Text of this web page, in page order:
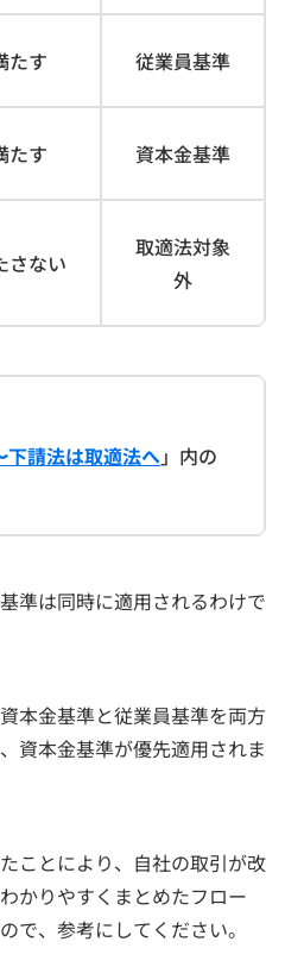
たす 従業員基準
たす 資本金基準
さない
取適法対象
外
請法は取適法へ」内の
準は同時に適用されるわけで
本金基準と従業員基準を両方
資本金基準が優先適用されま
ことにより、自社の取引が改
かりやすくまとめたフロー
で、参考にしてください。